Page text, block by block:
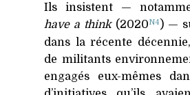
Ils insistent —
have a think(2020N4 ) —
dans la récente
de militants
engagés eux-mêmes